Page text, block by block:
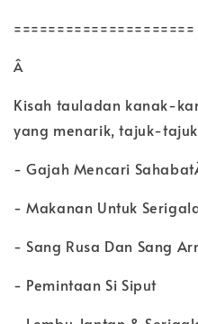
=====================
Â
Kisah tauladan kanak-
yang menarik, tajuk-
- Gajah Mencari
- Makanan Untuk
- Sang Rusa Dan Sang
- Pemintaan Si Siput